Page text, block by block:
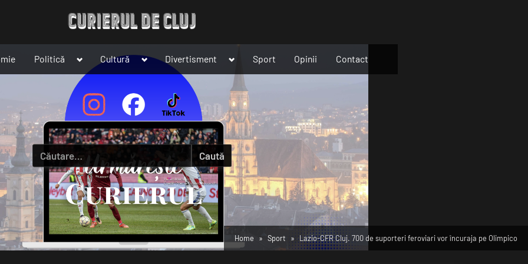
Politică
Toggle
sub-
menu
Cultură
Toggle
menu
Divertisment
Toggle
menu
Sport Opinii Contact
Caută
după:
Home Sport Lazio-CFR Cluj. 700 de suporteri feroviari vor încuraja pe Olimpico